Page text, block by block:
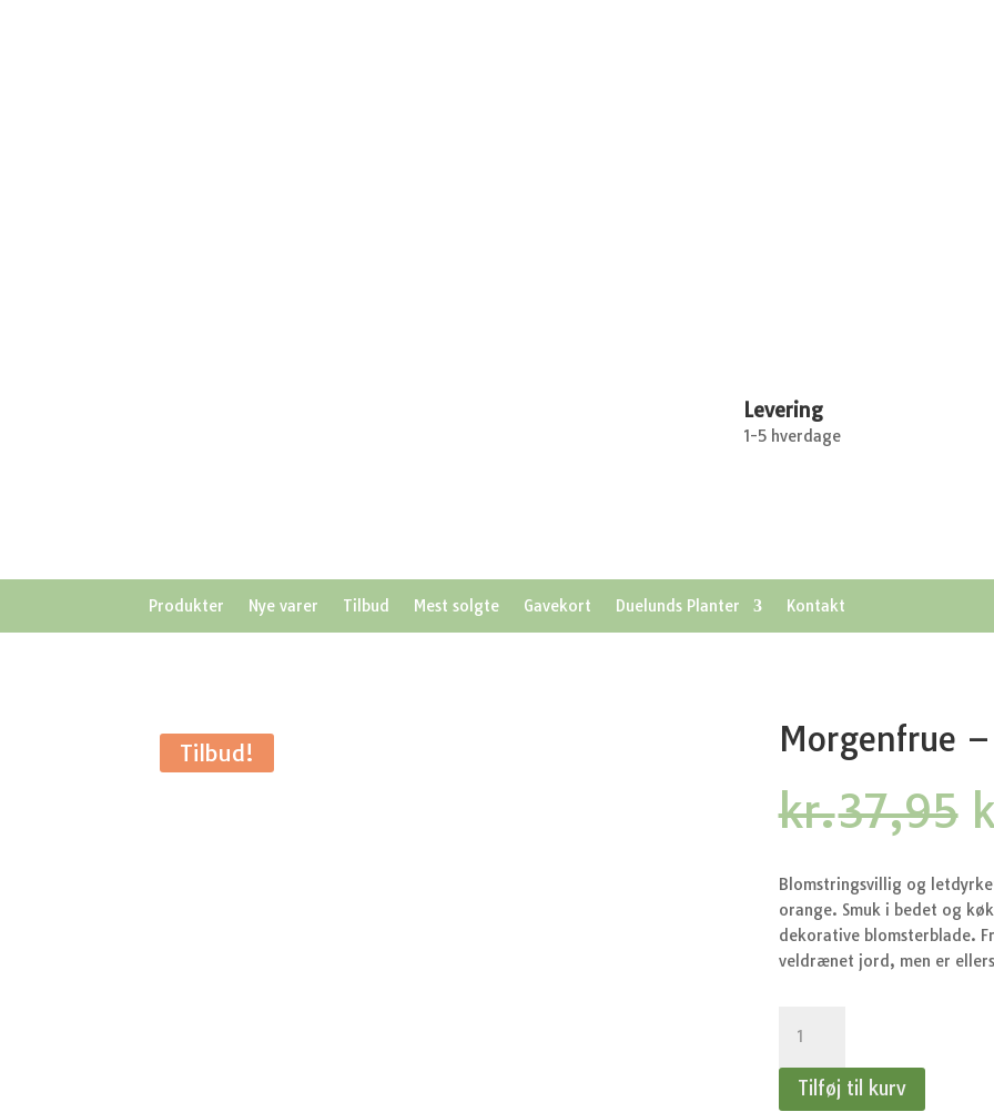
Levering
1-5 hverdage
Produkter Nye varer Tilbud Mest solgte Gavekort Duelunds Planter Kontakt
Tilbud! Morgenfrue
kr.37,95
Blomstringsvillig og
orange. Smuk i bedet og
dekorative blomsterblade.
veldrænet jord, men er
Bl.
farver,
Tilføj til kurv